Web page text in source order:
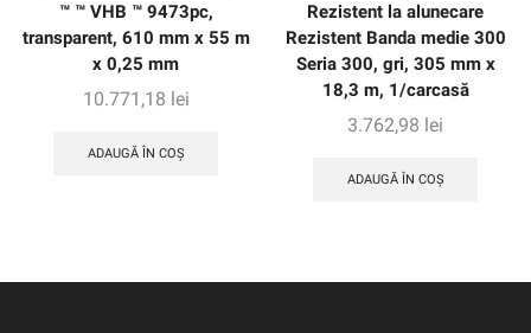
™ ™ VHB ™ 9473pc,
transparent, 610 mm x 55 m
x 0,25 mm
10.771,18 lei
ADAUGĂ ÎN COȘ
Rezistent la alunecare
Rezistent Banda medie 300
Seria 300, gri, 305 mm x
18,3 m, 1/carcasă
3.762,98 lei
ADAUGĂ ÎN COȘ